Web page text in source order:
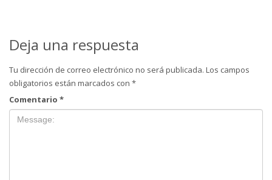
Deja una respuesta
Tu dirección de correo electrónico no será publicada. Los campos
obligatorios están marcados con *
Comentario *